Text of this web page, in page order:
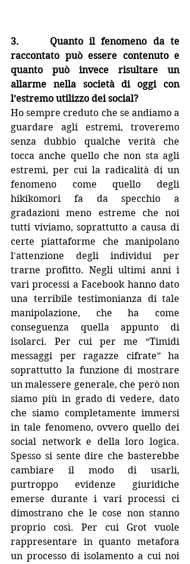
3.     Quanto il fenomeno da te
raccontato può essere contenuto e
quanto può invece risultare un
allarme nella società di oggi con
l’estremo utilizzo dei social?
Ho sempre creduto che se andiamo a
guardare agli estremi, troveremo
senza dubbio qualche verità che
tocca anche quello che non sta agli
estremi, per cui la radicalità di un
fenomeno come quello degli
hikikomori fa da specchio a
gradazioni meno estreme che noi
tutti viviamo, soprattutto a causa di
certe piattaforme che manipolano
l'attenzione degli individui per
trarne profitto. Negli ultimi anni i
vari processi a Facebook hanno dato
una terribile testimonianza di tale
manipolazione, che ha come
conseguenza quella appunto di
isolarci. Per cui per me “Timidi
messaggi per ragazze cifrate” ha
soprattutto la funzione di mostrare
un malessere generale, che però non
siamo più in grado di vedere, dato
che siamo completamente immersi
in tale fenomeno, ovvero quello dei
social network e della loro logica.
Spesso si sente dire che basterebbe
cambiare il modo di usarli,
purtroppo evidenze giuridiche
emerse durante i vari processi ci
dimostrano che le cose non stanno
proprio così. Per cui Grot vuole
rappresentare in quanto metafora
un processo di isolamento a cui noi